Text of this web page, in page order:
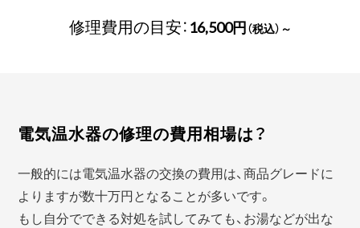
修理費用の目安：16,500円（税込）～
電気温水器の修理の費用相場は？
一般的には電気温水器の交換の費用は、商品グレードに
よりますが数十万円となることが多いです。
もし自分でできる対処を試してみても、お湯などが出な